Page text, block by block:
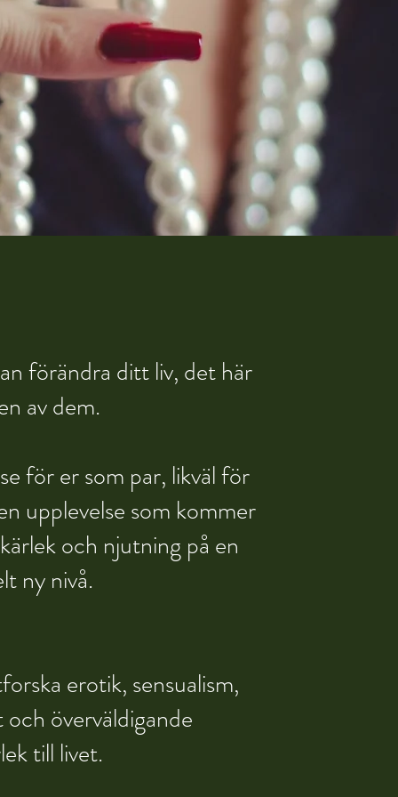
förändra ditt liv, det här
av dem.
för er som par, likväl för
upplevelse som kommer
och njutning på en
ny nivå.
erotik, sensualism,
och överväldigande
till livet.